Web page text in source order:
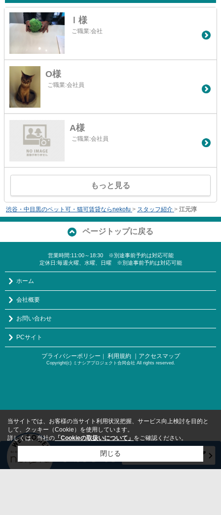
Ｉ様
ご職業:会社
O様
ご職業:会社員
A様
ご職業:会社員
もっと見る
渋谷・中目黒のペット可・猫可賃貸ならnekofu > スタッフ紹介 > 江元淳
ページトップに戻る
営業時間:11:00～18:30 ※別途事前予約は対応可能
定休日:毎週火曜、水曜、日曜 ※別途事前予約は対応可能
ホーム
会社概要
お問い合わせ
PCサイト
プライバシーポリシー ｜ 利用規約 ｜アクセスマップ
Copyright(c) ミナシアプロジェクト合同会社 All rights reserved.
当サイトでは、お客様の当サイト利用状況把握、サービス向上検討を目的と
して、クッキー（Cookie）を使用しています。
詳しくは、当社の 「Cookieの取扱いについて」 をご確認ください。
閉じる